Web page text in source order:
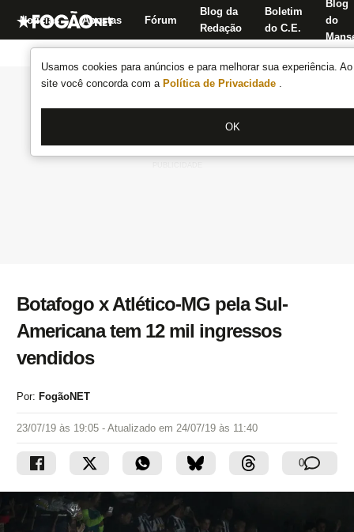
Usamos cookies para anúncios e para melhorar sua experiência.
site você concorda com a Política de Privacidade .
OK
Notícias Apostas Fórum
Blog da
Redação
Boletim
do C.E.
Blog
do
Botafogo x Atlético-MG pela Sul-
Americana tem 12 mil ingressos
vendidos
Por: FogãoNET
23/07/19 às 19:05 - Atualizado em 24/07/19 às 11:40
0